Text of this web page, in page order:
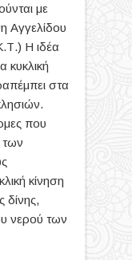
με
Αγγελίδου
Η ιδέα
κυκλική
στα
που
των
κίνηση
δίνης,
νερού των